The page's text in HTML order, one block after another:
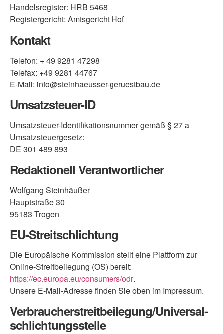
Handelsregister: HRB 5468
Registergericht: Amtsgericht Hof
Kontakt
Telefon: + 49 9281 47298
Telefax: +49 9281 44767
E-Mail: info@steinhaeusser-geruestbau.de
Umsatzsteuer-ID
Umsatzsteuer-Identifikationsnummer gemäß § 27 a
Umsatzsteuergesetz:
DE 301 489 893
Redaktionell Verantwortlicher
Wolfgang Steinhäußer
Hauptstraße 30
95183 Trogen
EU-Streitschlichtung
Die Europäische Kommission stellt eine Plattform zur
Online-Streitbeilegung (OS) bereit:
https://ec.europa.eu/consumers/odr.
Unsere E-Mail-Adresse finden Sie oben im Impressum.
Verbraucher­streit­beilegung/Universal­
schlichtungs­stelle